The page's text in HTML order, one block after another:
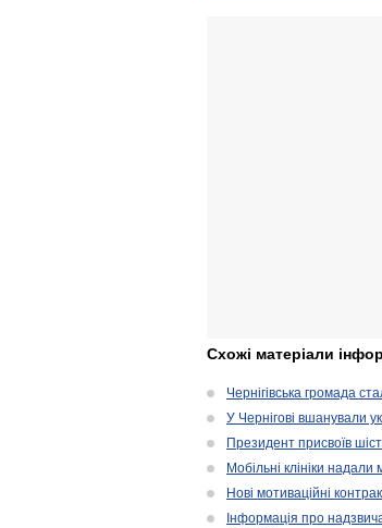
Схожі матеріали
Чернігівська громада
У Чернігові вшанували
Президент присвоїв
Мобільні клініки
Нові мотиваційні
Інформація про